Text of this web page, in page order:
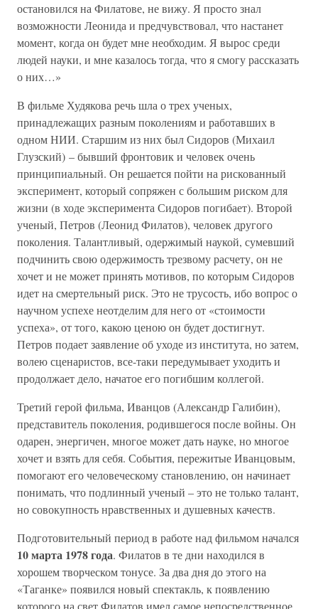
остановился на Филатове, не вижу. Я просто знал
возможности Леонида и предчувствовал, что настанет
момент, когда он будет мне необходим. Я вырос среди
людей науки, и мне казалось тогда, что я смогу рассказать
о них…»
В фильме Худякова речь шла о трех ученых,
принадлежащих разным поколениям и работавших в
одном НИИ. Старшим из них был Сидоров (Михаил
Глузский) – бывший фронтовик и человек очень
принципиальный. Он решается пойти на рискованный
эксперимент, который сопряжен с большим риском для
жизни (в ходе эксперимента Сидоров погибает). Второй
ученый, Петров (Леонид Филатов), человек другого
поколения. Талантливый, одержимый наукой, сумевший
подчинить свою одержимость трезвому расчету, он не
хочет и не может принять мотивов, по которым Сидоров
идет на смертельный риск. Это не трусость, ибо вопрос о
научном успехе неотделим для него от «стоимости
успеха», от того, какою ценою он будет достигнут.
Петров подает заявление об уходе из института, но затем,
волею сценаристов, все-таки передумывает уходить и
продолжает дело, начатое его погибшим коллегой.
Третий герой фильма, Иванцов (Александр Галибин),
представитель поколения, родившегося после войны. Он
одарен, энергичен, многое может дать науке, но многое
хочет и взять для себя. События, пережитые Иванцовым,
помогают его человеческому становлению, он начинает
понимать, что подлинный ученый – это не только талант,
но совокупность нравственных и душевных качеств.
Подготовительный период в работе над фильмом начался
10 марта 1978 года. Филатов в те дни находился в
хорошем творческом тонусе. За два дня до этого на
«Таганке» появился новый спектакль, к появлению
которого на свет Филатов имел самое непосредственное